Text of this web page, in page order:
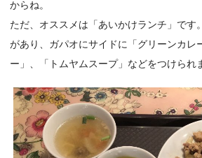
からね。
ただ、オススメは「あいかけランチ」です
があり、ガパオにサイドに「グリーンカレ
ー」、「トムヤムスープ」などをつけられ